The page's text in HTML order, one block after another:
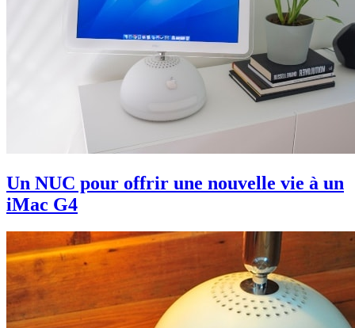
Un NUC pour offrir une nouvelle vie à un
iMac G4